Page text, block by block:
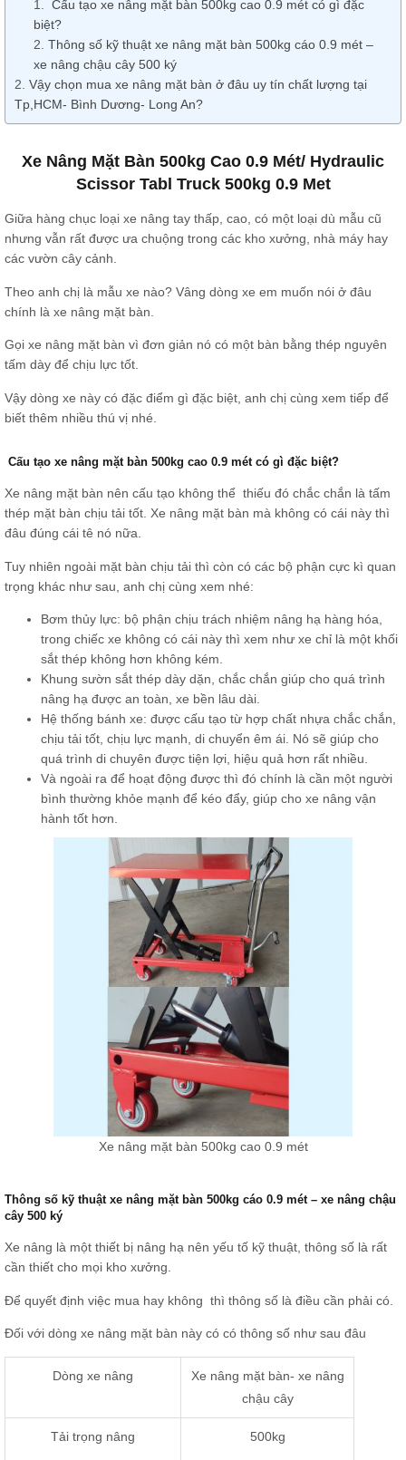
Cấu tạo xe nâng mặt bàn 500kg cao 0.9 mét có gì đặc
biệt?
Thông số kỹ thuật xe nâng mặt bàn 500kg cáo 0.9 mét –
xe nâng chậu cây 500 ký
Vậy chọn mua xe nâng mặt bàn ở đâu uy tín chất lượng tại
Tp,HCM- Bình Dương- Long An?
Xe Nâng Mặt Bàn 500kg Cao 0.9 Mét/ Hydraulic
Scissor Tabl Truck 500kg 0.9 Met
Giữa hàng chục loại xe nâng tay thấp, cao, có một loại dù mẫu cũ
nhưng vẫn rất được ưa chuộng trong các kho xưởng, nhà máy hay
các vườn cây cảnh.
Theo anh chị là mẫu xe nào? Vâng dòng xe em muốn nói ở đâu
chính là xe nâng mặt bàn.
Gọi xe nâng mặt bàn vì đơn giản nó có một bàn bằng thép nguyên
tấm dày để chịu lực tốt.
Vậy dòng xe này có đặc điểm gì đặc biệt, anh chị cùng xem tiếp để
biết thêm nhiều thú vị nhé.
Cấu tạo xe nâng mặt bàn 500kg cao 0.9 mét có gì đặc biệt?
Xe nâng mặt bàn nên cấu tạo không thể thiếu đó chắc chắn là tấm
thép mặt bàn chịu tải tốt. Xe nâng mặt bàn mà không có cái này thì
đâu đúng cái tê nó nữa.
Tuy nhiên ngoài mặt bàn chịu tải thì còn có các bộ phận cực kì quan
trọng khác như sau, anh chị cùng xem nhé:
Bơm thủy lực: bộ phận chịu trách nhiệm nâng hạ hàng hóa,
trong chiếc xe không có cái này thì xem như xe chỉ là một khối
sắt thép không hơn không kém.
Khung sườn sắt thép dày dặn, chắc chắn giúp cho quá trình
nâng hạ được an toàn, xe bền lâu dài.
Hệ thống bánh xe: được cấu tạo từ hợp chất nhựa chắc chắn,
chịu tải tốt, chịu lực mạnh, di chuyển êm ái. Nó sẽ giúp cho
quá trình di chuyên được tiện lợi, hiệu quả hơn rất nhiều.
Và ngoài ra để hoạt động được thì đó chính là cần một người
bình thường khỏe mạnh để kéo đẩy, giúp cho xe nâng vận
hành tốt hơn.
Xe nâng mặt bàn 500kg cao 0.9 mét
Thông số kỹ thuật xe nâng mặt bàn 500kg cáo 0.9 mét – xe nâng chậu
cây 500 ký
Xe nâng là một thiết bị nâng hạ nên yếu tố kỹ thuật, thông số là rất
cần thiết cho mọi kho xưởng.
Để quyết định việc mua hay không thì thông số là điều cần phải có.
Đối với dòng xe nâng mặt bàn này có có thông số như sau đâu
Dòng xe nâng
Xe nâng mặt bàn- xe nâng
chậu cây
Tải trọng nâng 500kg